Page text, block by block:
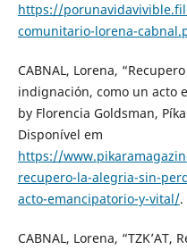
https://
comunitario-lorena-
CABNAL, Lorena,
indignación, como un acto
by Florencia Goldsman,
Disponível em
https://
recupero-la-alegria-sin-
acto-emancipatorio-y-vital/.
CABNAL, Lorena, “TZK’AT,